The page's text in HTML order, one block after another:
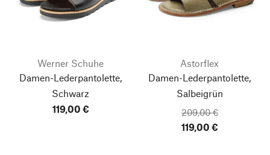
Werner Schuhe
Damen-Lederpantolette,
Schwarz
119,00 €
Astorflex
Damen-Lederpantolette,
Salbeigrün
209,00 €
119,00 €